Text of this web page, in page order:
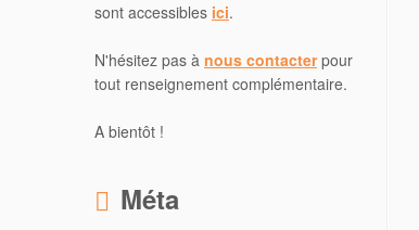
sont accessibles ici.
N'hésitez pas à nous contacterpour
tout renseignement complémentaire.
A bientôt !
Méta